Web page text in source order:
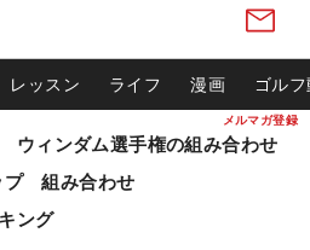
メルマガ登録
レッスン ライフ 漫画 ゴル
ウィンダム選手権の組み合わせ
プ 組み合わせ
ング